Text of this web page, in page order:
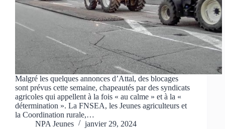
Malgré les quelques annonces d’Attal, des blocages
sont prévus cette semaine, chapeautés par des syndicats
agricoles qui appellent à la fois « au calme » et à la «
détermination ». La FNSEA, les Jeunes agriculteurs et
la Coordination rurale,…
NPA Jeunes
janvier 29, 2024